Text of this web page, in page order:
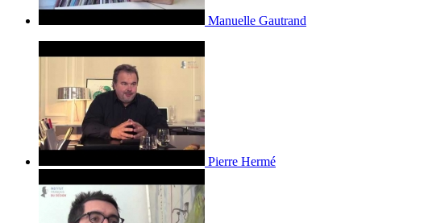
Manuelle Gautrand
Pierre Hermé